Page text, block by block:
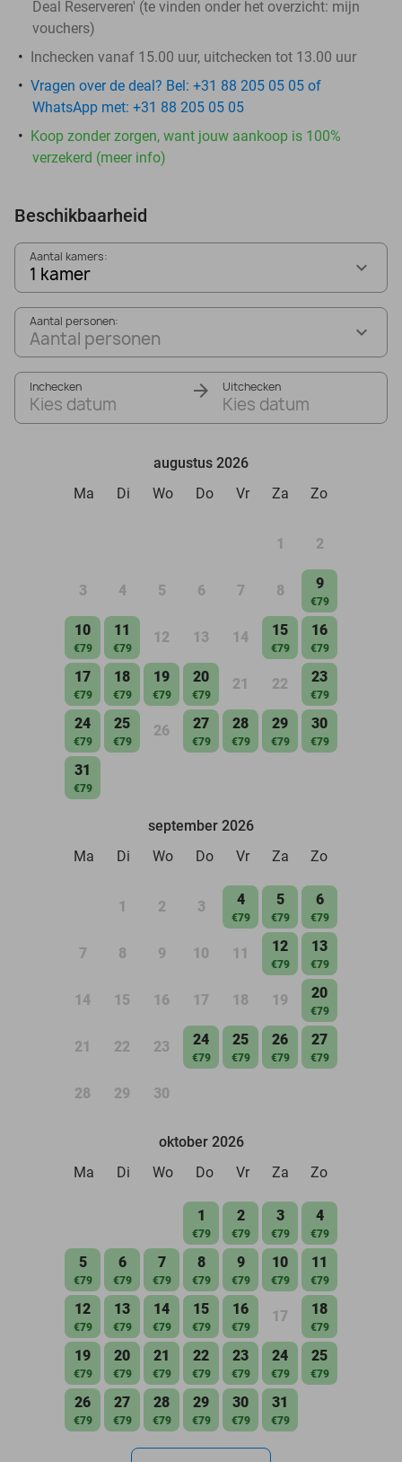
Deal Reserveren' (te vinden onder het overzicht: mijn
vouchers)
Inchecken vanaf 15.00 uur, uitchecken tot 13.00 uur
Vragen over de deal? Bel: +31 88 205 05 05 of
WhatsApp met: +31 88 205 05 05
Koop zonder zorgen, want jouw aankoop is 100%
verzekerd (meer info)
Beschikbaarheid
Aantal kamers:
1 kamer
Aantal personen:
Aantal personen
Inchecken
Kies datum
Uitchecken
Kies datum
augustus 2026
Ma
Di Wo Do Vr Za Zo
1 2
3 4 5 6 7 8 9
€79
10
€79
11
€79
12 13 14 15
€79
16
€79
17
€79
18
€79
19
€79
20
€79
21 22 23
€79
24
€79
25
€79
26 27
€79
28
€79
29
€79
30
€79
31
€79
september 2026
Ma
Di Wo Do Vr Za Zo
1 2 3 4
€79
5
€79
6
€79
7 8 9 10 11 12
€79
13
€79
14 15 16 17 18 19 20
€79
21 22 23 24
€79
25
€79
26
€79
27
€79
28 29 30
oktober 2026
Ma
Di Wo Do Vr Za Zo
1
€79
2
€79
3
€79
4
€79
5
€79
6
€79
7
€79
8
€79
9
€79
10
€79
11
€79
12
€79
13
€79
14
€79
15
€79
16
€79
17 18
€79
19
€79
20
€79
21
€79
22
€79
23
€79
24
€79
25
€79
26
€79
27
€79
28
€79
29
€79
30
€79
31
€79